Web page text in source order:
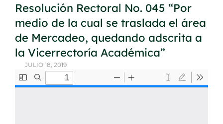
Resolución Rectoral No. 045 “Por
medio de la cual se traslada el área
de Mercadeo, quedando adscrita a
la Vicerrectoría Académica”
JULIO 18, 2019